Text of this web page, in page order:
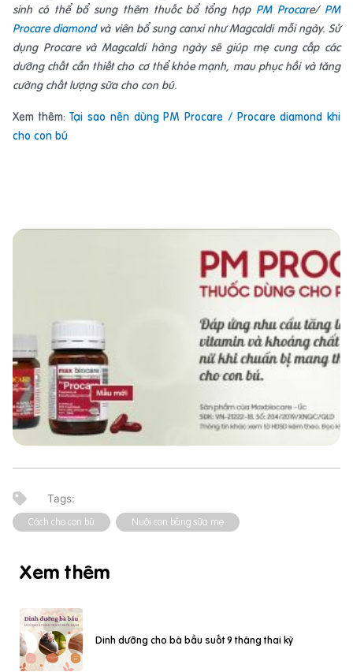
sinh có thể bổ sung thêm thuốc bổ tổng hợp PM Procare/ PM
Procare diamondvà viên bổ sung canxi như Magcaldi mỗi ngày. Sử
dụng Procare và Magcaldi hàng ngày sẽ giúp mẹ cung cấp các
dưỡng chất cần thiết cho cơ thể khỏe mạnh, mau phục hồi và tăng
cường chất lượng sữa cho con bú.
Xem thêm:Tại sao nên dùng PM Procare / Procare diamond khi
cho con bú
Cách cho con bú Nuôi con bằng sữa mẹ
Xem thêm
Dinh dưỡng cho bà bầu suốt 9 tháng thai kỳ